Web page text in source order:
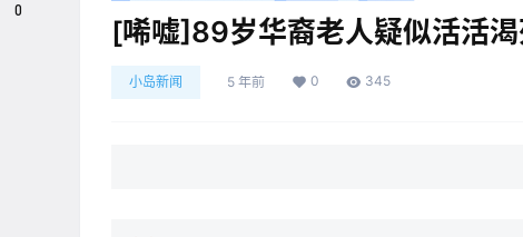
[唏嘘]89岁华裔老人疑似活活
小岛新闻 5 年前 0 345
0